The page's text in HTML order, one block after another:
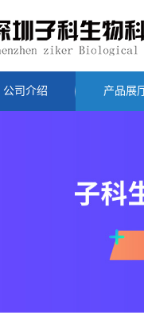
公司介绍 产品展